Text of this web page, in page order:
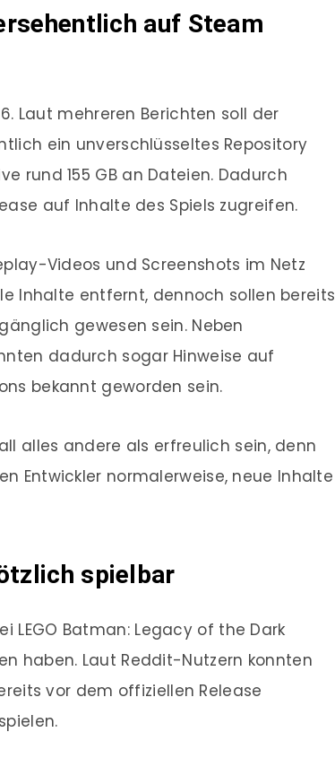
auf Steam
Laut mehreren Berichten soll der
ein unverschlüsseltes Repository
rund 155 GB an Dateien. Dadurch
auf Inhalte des Spiels zugreifen.
Videos und Screenshots im Netz
Inhalte entfernt, dennoch sollen bereits
gewesen sein. Neben
dadurch sogar Hinweise auf
bekannt geworden sein.
alles andere als erfreulich sein, denn
Entwickler normalerweise, neue Inhalte
spielbar
Batman: Legacy of the Dark
haben. Laut Reddit-Nutzern konnten
vor dem offiziellen Release